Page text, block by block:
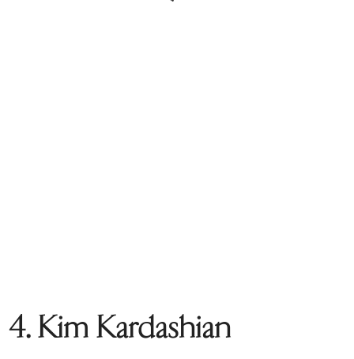
4. Kim Kardashian